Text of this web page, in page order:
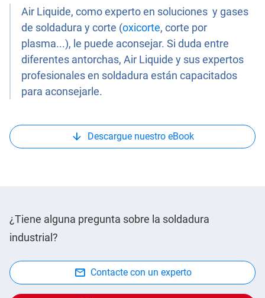
Air Liquide, como experto en soluciones y gases
de soldadura y corte (oxicorte, corte por
plasma...), le puede aconsejar. Si duda entre
diferentes antorchas, Air Liquide y sus expertos
profesionales en soldadura están capacitados
para aconsejarle.
Descargue nuestro eBook
¿Tiene alguna pregunta sobre la soldadura
industrial?
Contacte con un experto